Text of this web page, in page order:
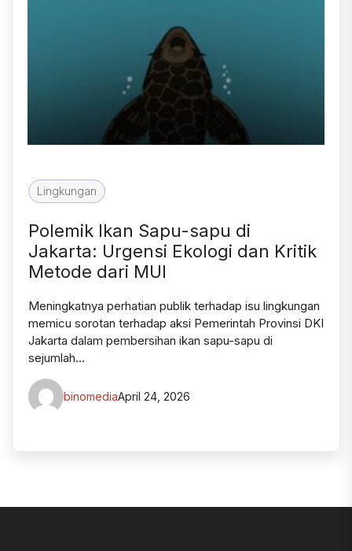
Lingkungan
Polemik Ikan Sapu-sapu di
Jakarta: Urgensi Ekologi dan Kritik
Metode dari MUI
Meningkatnya perhatian publik terhadap isu lingkungan
memicu sorotan terhadap aksi Pemerintah Provinsi DKI
Jakarta dalam pembersihan ikan sapu-sapu di
sejumlah…
binomediaApril 24, 2026